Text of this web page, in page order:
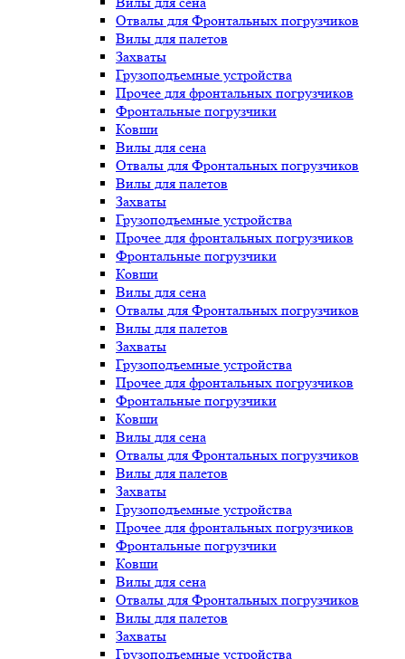
Отвалы для Фронтальных погрузчиков
Вилы для палетов
Захваты
Грузоподъемные устройства
Прочее для фронтальных погрузчиков
Фронтальные погрузчики
Ковши
Вилы для сена
Отвалы для Фронтальных погрузчиков
Вилы для палетов
Захваты
Грузоподъемные устройства
Прочее для фронтальных погрузчиков
Фронтальные погрузчики
Ковши
Вилы для сена
Отвалы для Фронтальных погрузчиков
Вилы для палетов
Захваты
Грузоподъемные устройства
Прочее для фронтальных погрузчиков
Фронтальные погрузчики
Ковши
Вилы для сена
Отвалы для Фронтальных погрузчиков
Вилы для палетов
Захваты
Грузоподъемные устройства
Прочее для фронтальных погрузчиков
Фронтальные погрузчики
Ковши
Вилы для сена
Отвалы для Фронтальных погрузчиков
Вилы для палетов
Захваты
Грузоподъемные устройства